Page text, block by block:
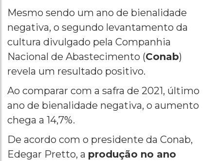
Mesmo sendo um ano de bienalidade
negativa, o segundo levantamento da
cultura divulgado pela Companhia
Nacional de Abastecimento (Conab)
revela um resultado positivo.
Ao comparar com a safra de 2021, último
ano de bienalidade negativa, o aumento
chega a 14,7%.
De acordo com o presidente da Conab,
Edegar Pretto, a produção no ano